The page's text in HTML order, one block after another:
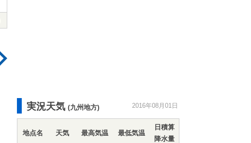
実況天気 (九州地方) 2016年08月01日
地点名 天気 最高気温 最低気温
日積算
降水量